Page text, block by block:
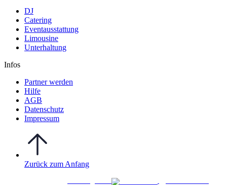
DJ
Catering
Eventausstattung
Limousine
Unterhaltung
Infos
Partner werden
Hilfe
AGB
Datenschutz
Impressum
Zurück zum Anfang